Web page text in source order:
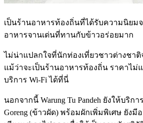
เป็นร้านอาหารท้องถิ่นที่ได้รับความนิยม
อาหารจานเด่นที่ทานกับข้าวอร่อยมาก
ไม่น่าแปลกใจที่นักท่องเที่ยวชาวต่างชา
แม้ว่าจะเป็นร้านอาหารท้องถิ่น ราคาไ
บริการ Wi-Fi ได้ที่นี่
นอกจากนี้ Warung Tu Pandeh ยังให้บริก
Goreng (ข้าวผัด) พร้อมผักเพิ่มพิเศษ ยังมี